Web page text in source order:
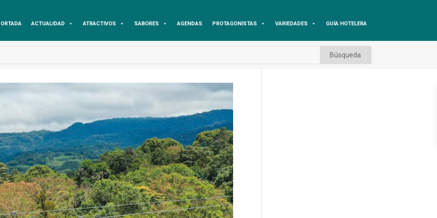
ACTUALIDAD ATRACTIVOS SABORES AGENDAS PROTAGONISTAS VARIEDADES GUÍA HOTELERA